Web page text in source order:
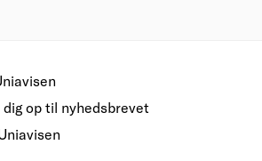
op til nyhedsbrevet